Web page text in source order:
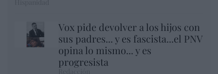
Vox pide devolver a los hijos con
sus padres... y es fascista...el PNV
opina lo mismo... y es
progresista